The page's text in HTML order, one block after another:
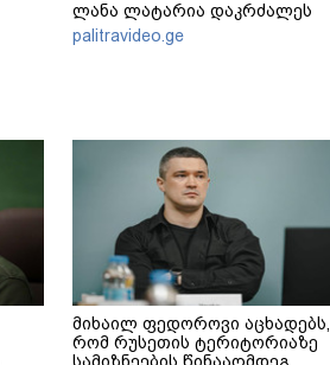
ლანა ლატარია დაკრძალეს
palitravideo.ge
მიხაილ ფედოროვი აცხადებს,
რომ რუსეთის ტერიტორიაზე